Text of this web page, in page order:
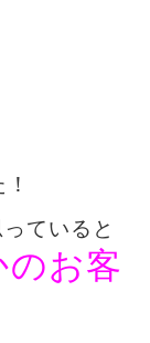
ていると
お客